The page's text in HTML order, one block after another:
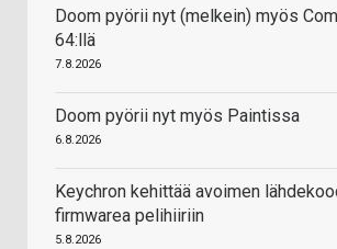
Doom pyörii nyt (melkein) myös
64:llä
7.8.2026
Doom pyörii nyt myös Paintissa
6.8.2026
Keychron kehittää avoimen
firmwarea pelihiiriin
5.8.2026